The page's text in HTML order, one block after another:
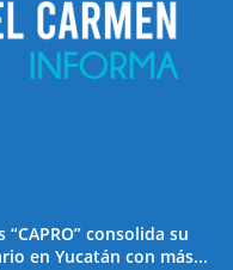
consolida su
en Yucatán con más...